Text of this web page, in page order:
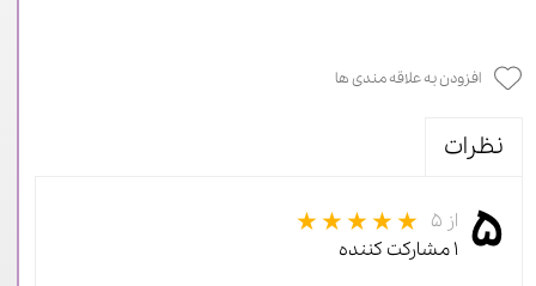
افزودن به علاقه مندی ها
نظرات
۵ از ۵
۱ مشارکت کننده